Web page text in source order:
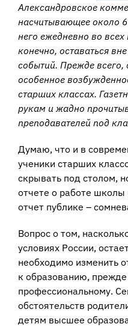
Александровское
насчитывающее около
него ежедневно во
конечно, оставаться
событий. Прежде всего,
особенное
старших классах.
рукам и жадно
преподавателей под
Думаю, что и в
ученики старших
скрывать под столом,
отчете о работе школы
отчет публике –
Вопрос о том,
условиях России,
необходимо изменить
к образованию,
профессиональному.
обстоятельств
детям высшее